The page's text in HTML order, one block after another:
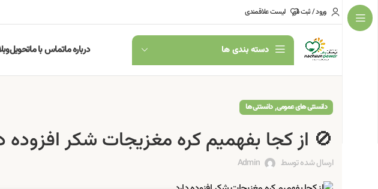
ورود / ثبت نام لیست علاقمندی
دسته بندی ها درباره ماتماس با ماتحویل
دانستنی های عمومی,دانستنی ها
🚫 از کجا بفهمیم کره مغزیجات شکر افزوده
ارسال شده توسط Admin